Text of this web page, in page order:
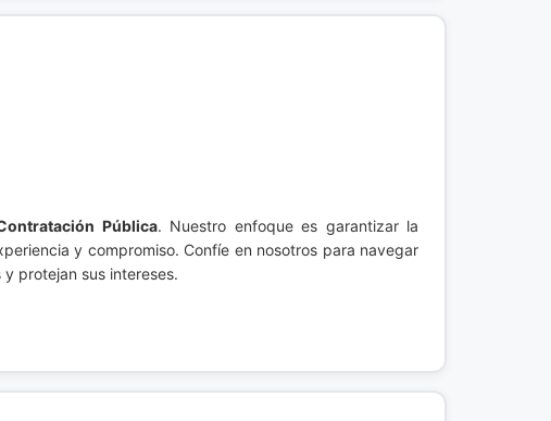
Pública. Nuestro enfoque es garantizar la
y compromiso. Confíe en nosotros para navegar
protejan sus intereses.